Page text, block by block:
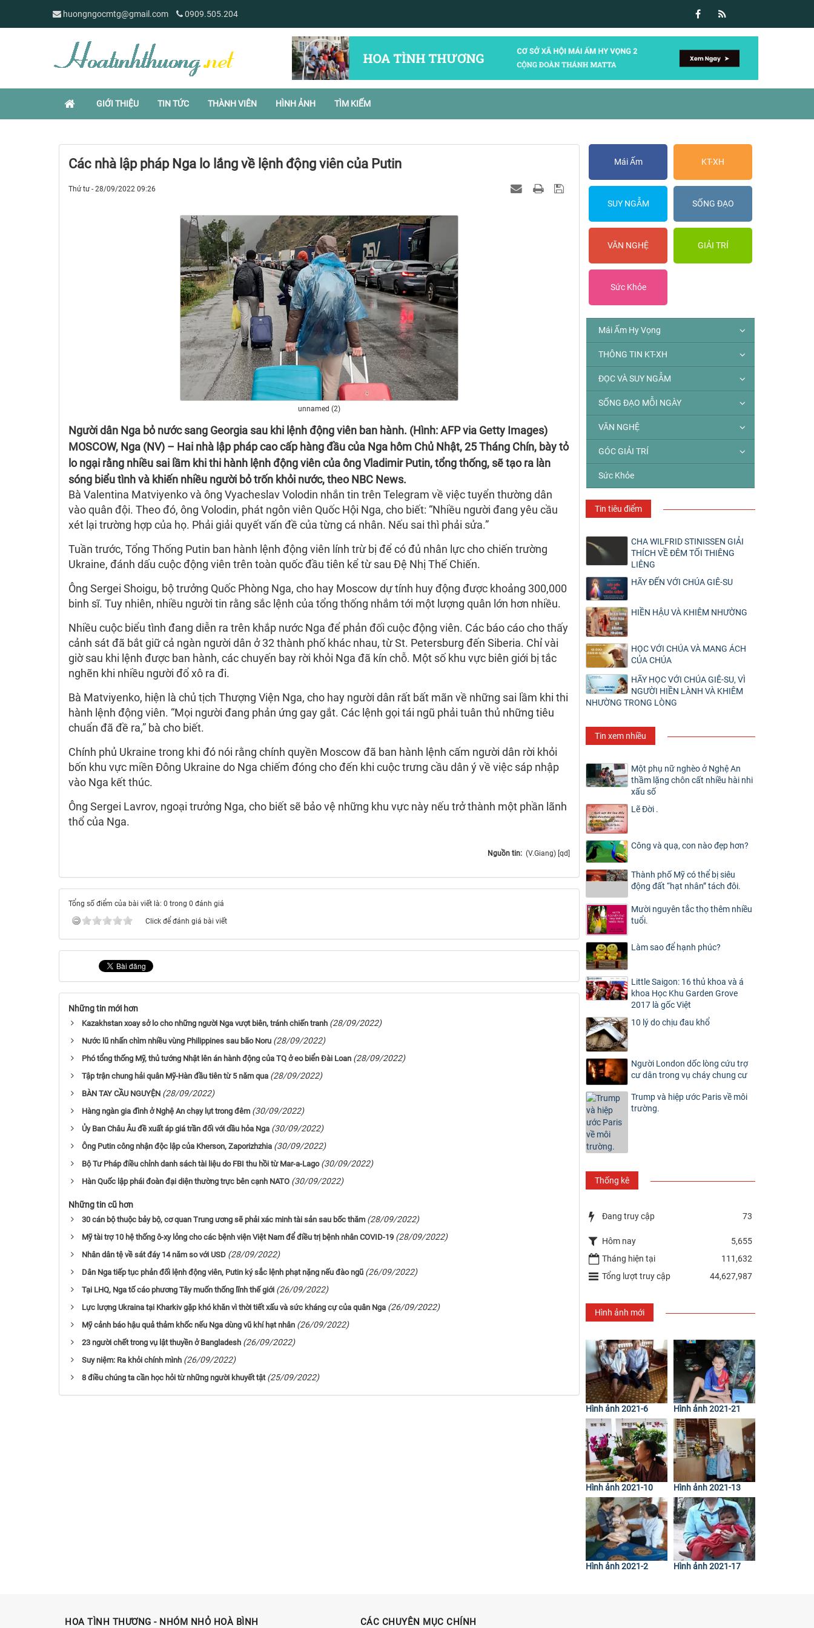
huongngocmtg@gmail.com 0909.505.204
GIỚI THIỆU TIN TỨC THÀNH VIÊN HÌNH ẢNH TÌM KIẾM
Các nhà lập pháp Nga lo lắng về lệnh động viên của Putin
Thứ tư - 28/09/2022 09:26
unnamed (2)
Người dân Nga bỏ nước sang Georgia sau khi lệnh động viên ban hành. (Hình: AFP via Getty Images)
MOSCOW, Nga (NV) – Hai nhà lập pháp cao cấp hàng đầu của Nga hôm Chủ Nhật, 25 Tháng Chín, bày tỏ
lo ngại rằng nhiều sai lầm khi thi hành lệnh động viên của ông Vladimir Putin, tổng thống, sẽ tạo ra làn
sóng biểu tình và khiến nhiều người bỏ trốn khỏi nước, theo NBC News.
Bà Valentina Matviyenko và ông Vyacheslav Volodin nhắn tin trên Telegram về việc tuyển thường dân
vào quân đội. Theo đó, ông Volodin, phát ngôn viên Quốc Hội Nga, cho biết: “Nhiều người đang yêu cầu
xét lại trường hợp của họ. Phải giải quyết vấn đề của từng cá nhân. Nếu sai thì phải sửa.”
Tuần trước, Tổng Thống Putin ban hành lệnh động viên lính trừ bị để có đủ nhân lực cho chiến trường
Ukraine, đánh dấu cuộc động viên trên toàn quốc đầu tiên kể từ sau Đệ Nhị Thế Chiến.
Ông Sergei Shoigu, bộ trưởng Quốc Phòng Nga, cho hay Moscow dự tính huy động được khoảng 300,000
binh sĩ. Tuy nhiên, nhiều người tin rằng sắc lệnh của tổng thống nhắm tới một lượng quân lớn hơn nhiều.
Nhiều cuộc biểu tình đang diễn ra trên khắp nước Nga để phản đối cuộc động viên. Các báo cáo cho thấy
cảnh sát đã bắt giữ cả ngàn người dân ở 32 thành phố khác nhau, từ St. Petersburg đến Siberia. Chỉ vài
giờ sau khi lệnh được ban hành, các chuyến bay rời khỏi Nga đã kín chỗ. Một số khu vực biên giới bị tắc
nghẽn khi nhiều người đổ xô ra đi.
Bà Matviyenko, hiện là chủ tịch Thượng Viện Nga, cho hay người dân rất bất mãn về những sai lầm khi thi
hành lệnh động viên. “Mọi người đang phản ứng gay gắt. Các lệnh gọi tái ngũ phải tuân thủ những tiêu
chuẩn đã đề ra,” bà cho biết.
Chính phủ Ukraine trong khi đó nói rằng chính quyền Moscow đã ban hành lệnh cấm người dân rời khỏi
bốn khu vực miền Đông Ukraine do Nga chiếm đóng cho đến khi cuộc trưng cầu dân ý về việc sáp nhập
vào Nga kết thúc.
Ông Sergei Lavrov, ngoại trưởng Nga, cho biết sẽ bảo vệ những khu vực này nếu trở thành một phần lãnh
thổ của Nga.
Nguồn tin: (V.Giang) [qd]
Tổng số điểm của bài viết là: 0 trong 0 đánh giá
Click để đánh giá bài viết
Những tin mới hơn
Kazakhstan xoay sở lo cho những người Nga vượt biên, tránh chiến tranh (28/09/2022)
Nước lũ nhấn chìm nhiều vùng Philippines sau bão Noru (28/09/2022)
Phó tổng thống Mỹ, thủ tướng Nhật lên án hành động của TQ ở eo biển Đài Loan (28/09/2022)
Tập trận chung hải quân Mỹ-Hàn đầu tiên từ 5 năm qua (28/09/2022)
BÀN TAY CẦU NGUYỆN (28/09/2022)
Hàng ngàn gia đình ở Nghệ An chạy lụt trong đêm (30/09/2022)
Ủy Ban Châu Âu đề xuất áp giá trần đối với dầu hỏa Nga (30/09/2022)
Ông Putin công nhận độc lập của Kherson, Zaporizhzhia (30/09/2022)
Bộ Tư Pháp điều chỉnh danh sách tài liệu do FBI thu hồi từ Mar-a-Lago (30/09/2022)
Hàn Quốc lập phái đoàn đại diện thường trực bên cạnh NATO (30/09/2022)
Những tin cũ hơn
30 cán bộ thuộc bảy bộ, cơ quan Trung ương sẽ phải xác minh tài sản sau bốc thăm (28/09/2022)
Mỹ tài trợ 10 hệ thống ô-xy lỏng cho các bệnh viện Việt Nam để điều trị bệnh nhân COVID-19 (28/09/2022)
Nhân dân tệ về sát đáy 14 năm so với USD (28/09/2022)
Dân Nga tiếp tục phản đối lệnh động viên, Putin ký sắc lệnh phạt nặng nếu đào ngũ (26/09/2022)
Tại LHQ, Nga tố cáo phương Tây muốn thống lĩnh thế giới (26/09/2022)
Lực lượng Ukraina tại Kharkiv gặp khó khăn vì thời tiết xấu và sức kháng cự của quân Nga (26/09/2022)
Mỹ cảnh báo hậu quả thảm khốc nếu Nga dùng vũ khí hạt nhân (26/09/2022)
23 người chết trong vụ lật thuyền ở Bangladesh (26/09/2022)
Suy niệm: Ra khỏi chính mình (26/09/2022)
8 điều chúng ta cần học hỏi từ những người khuyết tật (25/09/2022)
Mái Ấm KT-XH
SUY NGẪM SỐNG ĐẠO
VĂN NGHỆ GIẢI TRÍ
Sức Khỏe
Mái Ấm Hy Vọng
THÔNG TIN KT-XH
ĐỌC VÀ SUY NGẪM
SỐNG ĐẠO MỖI NGÀY
VĂN NGHỆ
GÓC GIẢI TRÍ
Sức Khỏe
Tin tiêu điểm
CHA WILFRID STINISSEN GIẢI
THÍCH VỀ ĐÊM TỐI THIÊNG
LIÊNG
HÃY ĐẾN VỚI CHÚA GIÊ-SU
HIỀN HẬU VÀ KHIÊM NHƯỜNG
HỌC VỚI CHÚA VÀ MANG ÁCH
CỦA CHÚA
HÃY HỌC VỚI CHÚA GIÊ-SU, VÌ
NGƯỜI HIỀN LÀNH VÀ KHIÊM
NHƯỜNG TRONG LÒNG
Tin xem nhiều
Một phụ nữ nghèo ở Nghệ An
thầm lặng chôn cất nhiều hài nhi
xấu số
Lẽ Đời .
Công và quạ, con nào đẹp hơn?
Thành phố Mỹ có thể bị siêu
động đất “hạt nhân” tách đôi.
Mười nguyên tắc thọ thêm nhiều
tuổi.
Làm sao để hạnh phúc?
Little Saigon: 16 thủ khoa và á
khoa Học Khu Garden Grove
2017 là gốc Việt
10 lý do chịu đau khổ
Người London dốc lòng cứu trợ
cư dân trong vụ cháy chung cư
Trump và hiệp ước Paris về môi
trường.
Thống kê
Đang truy cập 73
Hôm nay
5,655
Tháng hiện tại
111,632
Tổng lượt truy cập
44,627,987
Hình ảnh mới
Hình ảnh 2021-6 Hình ảnh 2021-21
Hình ảnh 2021-10 Hình ảnh 2021-13
Hình ảnh 2021-2 Hình ảnh 2021-17
HOA TÌNH THƯƠNG - NHÓM NHỎ HOÀ BÌNH CÁC CHUYÊN MỤC CHÍNH